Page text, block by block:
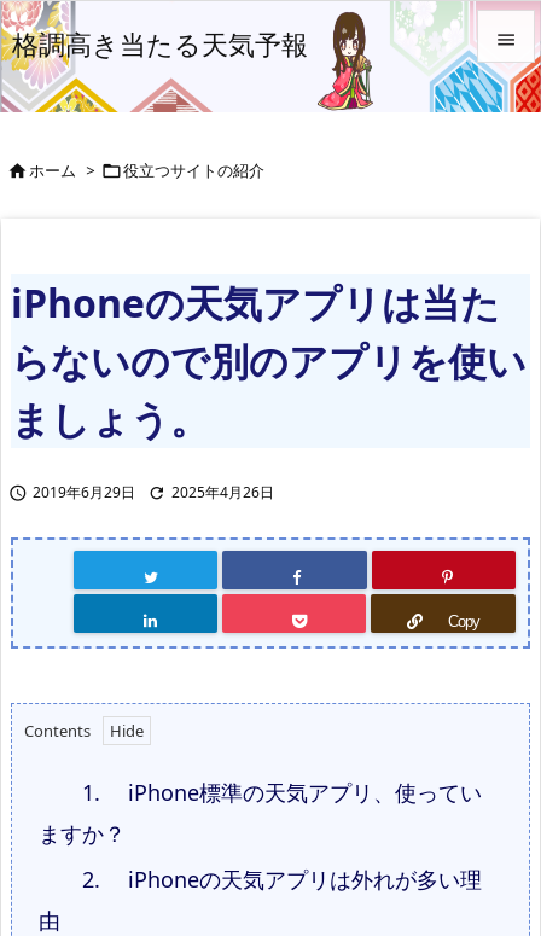



検索
格調高き当たる天気予報
ホーム > 役立つサイトの紹介
iPhoneの天気アプリは当た
らないので別のアプリを使い
ましょう。
 2019年6月29日  2025年4月26日
Copy
Contents
1.
iPhone標準の天気アプリ、使ってい
ますか？
2.
iPhoneの天気アプリは外れが多い理
由